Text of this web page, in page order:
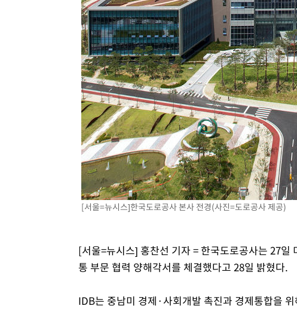
[속보]코스닥, 800p 회복…0.26% 오른 801.67 마감
[속보]코스피, 301.88포인트(4.58%) 내린 6296.38 마감
[속보]원·달러 환율, 0.7원 내린 1423.8원 마감
"여기 떨어졌다"…다누리, 스페이스X 로켓 달 충돌 흔적 포착
손흥민, 5경기 연속골 실패…LAFC는 승부차기 끝 과달라하라 격파
내일까지 39도 '펄펄'…기상청 "태풍 지나며 폭염 잠시 꺾인다"
[서울=뉴시스]한국도로공사 본사 전경(사진=도로공사 제공)
[서울=뉴시스] 홍찬선 기자 = 한국도로공사는 27
통 부문 협력 양해각서를 체결했다고 28일 밝혔다.
IDB는 중남미 경제·사회개발 촉진과 경제통합을